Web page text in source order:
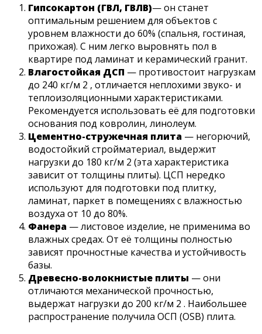
Гипсокартон (ГВЛ, ГВЛВ)— он станет
оптимальным решением для объектов с
уровнем влажности до 60% (спальня, гостиная,
прихожая). С ним легко выровнять пол в
квартире под ламинат и керамический гранит.
Влагостойкая ДСП — противостоит нагрузкам
до 240 кг/м 2 , отличается неплохими звуко- и
теплоизоляционными характеристиками.
Рекомендуется использовать её для подготовки
основания под ковролин, линолеум.
Цементно-стружечная плита — негорючий,
водостойкий стройматериал, выдержит
нагрузки до 180 кг/м 2 (эта характеристика
зависит от толщины плиты). ЦСП нередко
используют для подготовки под плитку,
ламинат, паркет в помещениях с влажностью
воздуха от 10 до 80%.
Фанера — листовое изделие, не применима во
влажных средах. От её толщины полностью
зависят прочностные качества и устойчивость
базы.
Древесно-волокнистые плиты — они
отличаются механической прочностью,
выдержат нагрузки до 200 кг/м 2 . Наибольшее
распространение получила ОСП (OSB) плита.